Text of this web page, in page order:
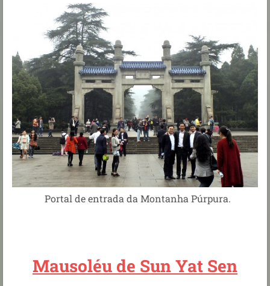
Portal de entrada da Montanha Púrpura.
Mausoléu de Sun Yat Sen